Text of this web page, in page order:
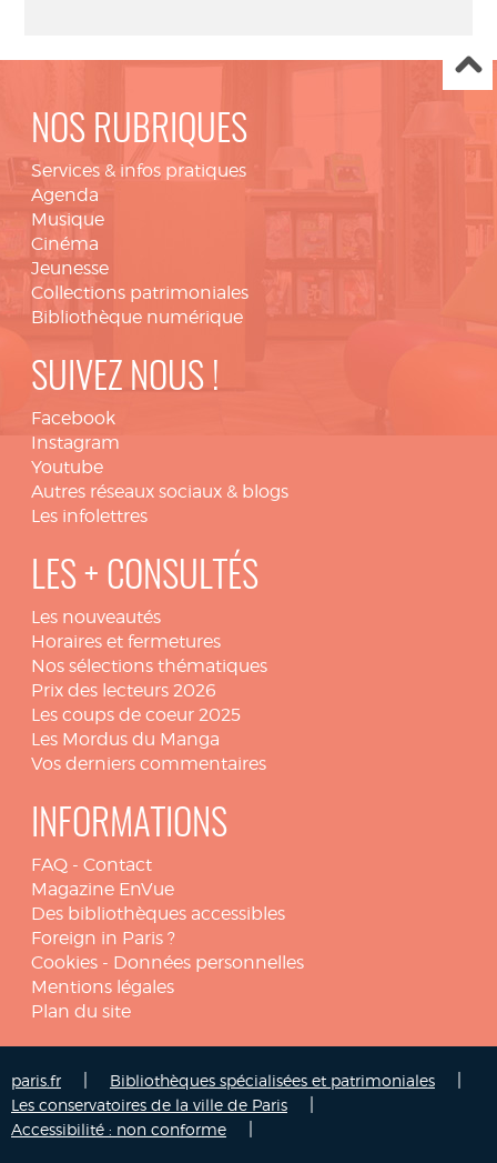
NOS RUBRIQUES
Services & infos pratiques
Agenda
Musique
Cinéma
Jeunesse
Collections patrimoniales
Bibliothèque numérique
SUIVEZ NOUS !
Facebook
Instagram
Youtube
Autres réseaux sociaux & blogs
Les infolettres
LES + CONSULTÉS
Les nouveautés
Horaires et fermetures
Nos sélections thématiques
Prix des lecteurs 2026
Les coups de coeur 2025
Les Mordus du Manga
Vos derniers commentaires
INFORMATIONS
FAQ - Contact
Magazine EnVue
Des bibliothèques accessibles
Foreign in Paris ?
Cookies - Données personnelles
Mentions légales
Plan du site
paris.fr Bibliothèques spécialisées et patrimoniales
Les conservatoires de la ville de Paris
Accessibilité : non conforme